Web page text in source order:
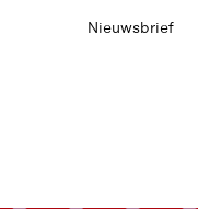
Nieuwsbrief